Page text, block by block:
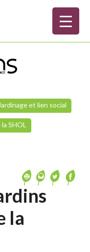
et lien social
SHOL
la